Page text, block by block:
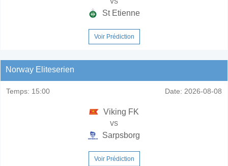
St Etienne
Voir Prédiction
Norway Eliteserien
Temps: 15:00 Date: 2026-08-08
Viking FK
vs
Sarpsborg
Voir Prédiction